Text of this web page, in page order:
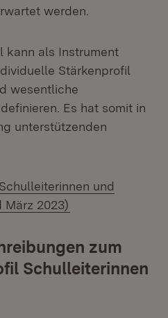
werden.
kann als Instrument
Stärkenprofil
wesentliche
Es hat somit in
unterstützenden
und
März 2023)
zum
Schulleiterinnen